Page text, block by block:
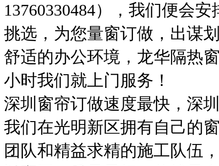
13760330484），我们便会
挑选，为您量窗订做，出谋
舒适的办公环境，龙华隔热
小时我们就上门服务！
深圳窗帘订做速度最快，深
我们在光明新区拥有自己的
团队和精益求精的施工队伍